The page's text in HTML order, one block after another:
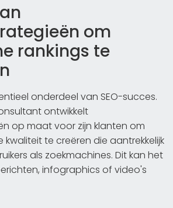
om
rankings te
onderdeel van SEO-succes.
ontwikkelt
op maat voor zijn klanten om
te creëren die aantrekkelijk
als zoekmachines. Dit kan het
infographics of video's